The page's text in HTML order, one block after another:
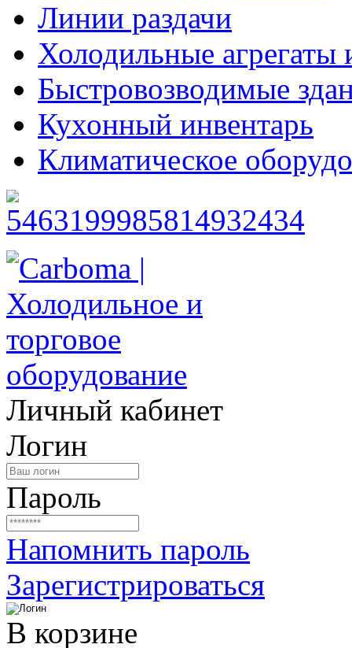
Линии раздачи
Холодильные агрегаты
Быстровозводимые
Кухонный инвентарь
Климатическое
Личный кабинет
Логин
Пароль
Напомнить пароль
Зарегистрироваться
В корзине